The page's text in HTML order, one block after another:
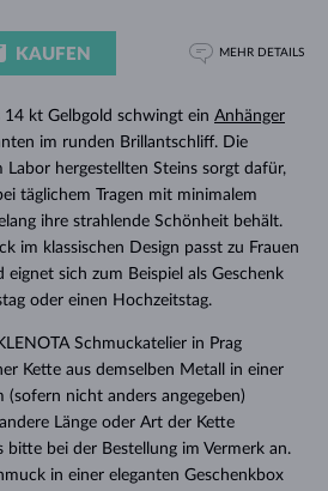
kt Gelbgold schwingt ein Anhänger
im runden Brillantschliff. Die
Labor hergestellten Steins sorgt dafür,
täglichem Tragen mit minimalem
ihre strahlende Schönheit behält.
im klassischen Design passt zu Frauen
sich zum Beispiel als Geschenk
oder einen Hochzeitstag.
Schmuckatelier in Prag
Kette aus demselben Metall in einer
(sofern nicht anders angegeben)
Länge oder Art der Kette
bitte bei der Bestellung im Vermerk an.
in einer eleganten Geschenkbox
KAUFEN MEHR DETAILS